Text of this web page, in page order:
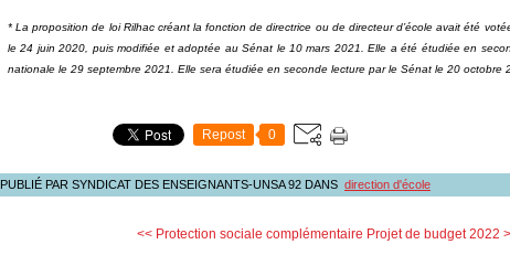
* La proposition de loi Rilhac créant la fonction de directrice ou de directeur d’école avait été
le 24 juin 2020, puis modifiée et adoptée au Sénat le 10 mars 2021. Elle a été étudiée en
nationale le 29 septembre 2021. Elle sera étudiée en seconde lecture par le Sénat le 20 octobre
Repost 0
PUBLIÉ PAR SYNDICAT DES ENSEIGNANTS-UNSA 92 DANS direction d'école
<< Protection sociale complémentaire Projet de budget 2022